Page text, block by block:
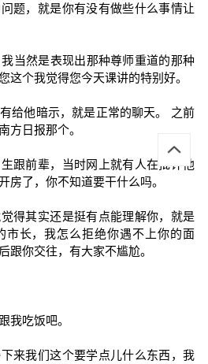
题，就是你有没有做些什么事情让
当然是表现出那种尊师重道的那种
这个我觉得您今天课讲的特别好。
给他暗示，就是正常的聊天。 之前
方日报那个。
跟前辈，当时网上就有人在批评他
房了，你不知道要干什么吗。
得其实还是挺有点能理解你，就是
市长，我怎么拒绝你遇不上你的面
跟你交往，有大家不尴尬。
我吃饭吧。
来我们这个要学点儿什么东西，我